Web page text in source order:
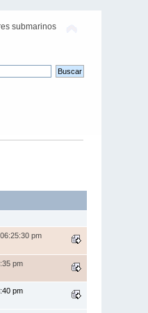
submarinos
pm
pm
pm